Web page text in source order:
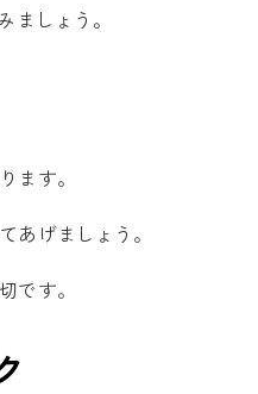
しょう。
ます。
あげましょう。
です。